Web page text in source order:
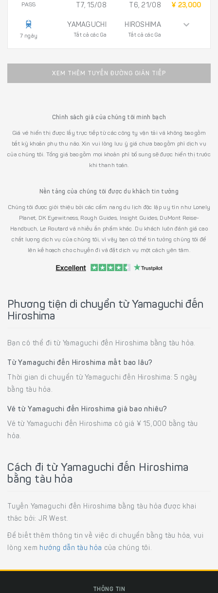
PASS
7 ngày
T7, 15/08
YAMAGUCHI
Tất cả các Ga
T6, 21/08
HIROSHIMA
Tất cả các Ga
¥ 23,000
XEM THÊM TUYẾN ĐƯỜNG GIÁN TIẾP
Chính sách giá của chúng tôi minh bạch
Giá vé hiển thị được lấy trực tiếp từ các công ty vận tải và không bao gồm
bất kỳ khoản phụ thu nào. Xin vui lòng lưu ý giá chưa bao gồm phí dịch vụ
của chúng tôi. Tổng giá bao gồm mọi khoản phí bổ sung sẽ được hiển thị trước
khi thanh toán.
Nền tảng của chúng tôi được du khách tin tưởng
Chúng tôi được giới thiệu bởi các cẩm nang du lịch độc lập uy tín như Lonely
Planet, DK Eyewitness, Rough Guides, Insight Guides, DuMont Reise-
Handbuch, Le Routard và nhiều ấn phẩm khác. Du khách luôn đánh giá cao
chất lượng dịch vụ của chúng tôi, vì vậy bạn có thể tin tưởng chúng tôi để
lên kế hoạch cho chuyến đi và đặt dịch vụ một cách yên tâm.
Phương tiện di chuyển từ Yamaguchi đến
Hiroshima
Bạn có thể đi từ Yamaguchi đến Hiroshima bằng tàu hỏa.
Từ Yamaguchi đến Hiroshima mất bao lâu?
Thời gian di chuyển từ Yamaguchi đến Hiroshima: 5 ngày
bằng tàu hỏa.
Vé từ Yamaguchi đến Hiroshima giá bao nhiêu?
Vé từ Yamaguchi đến Hiroshima có giá ¥ 15,000 bằng tàu
hỏa.
Cách đi từ Yamaguchi đến Hiroshima
bằng tàu hỏa
Tuyến Yamaguchi đến Hiroshima bằng tàu hỏa được khai
thác bởi: JR West.
Để biết thêm thông tin về việc di chuyển bằng tàu hỏa, vui
lòng xem hướng dẫn tàu hỏa của chúng tôi.
THÔNG TIN